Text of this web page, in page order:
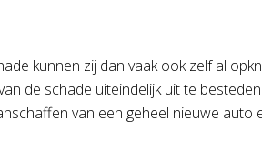
kunnen zij dan vaak ook zelf al
de schade uiteindelijk uit te
van een geheel nieuwe auto